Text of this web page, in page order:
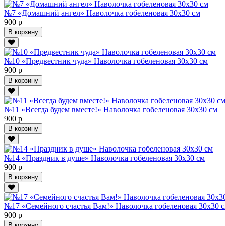
№7 «Домашний ангел» Наволочка гобеленовая 30х30 см
900 р
В корзину
№10 «Предвестник чуда» Наволочка гобеленовая 30х30 см
900 р
В корзину
№11 «Всегда будем вместе!» Наволочка гобеленовая 30х30 см
900 р
В корзину
№14 «Праздник в душе» Наволочка гобеленовая 30х30 см
900 р
В корзину
№17 «Семейного счастья Вам!» Наволочка гобеленовая 30х30
900 р